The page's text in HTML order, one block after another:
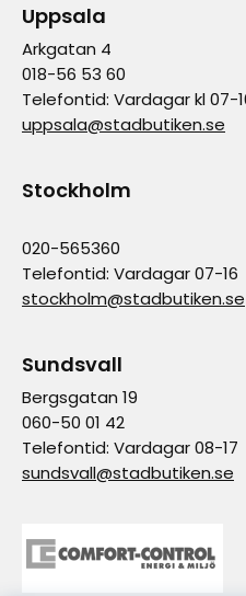
Uppsala
Arkgatan 4
018-56 53 60
Telefontid: Vardagar kl 07-
uppsala@stadbutiken.se
Stockholm
020-565360
Telefontid: Vardagar 07-16
stockholm@stadbutiken.se
Sundsvall
Bergsgatan 19
060-50 01 42
Telefontid: Vardagar 08-17
sundsvall@stadbutiken.se